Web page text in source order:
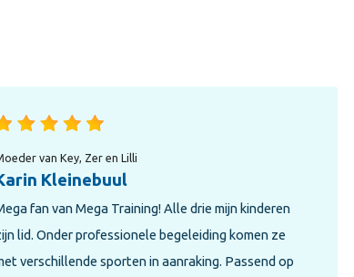
Moeder van Megan en Zooey
Elisa Terpstra
Altijd super leuke en leerzame trainingen. Meester
Mike is een leuke en vooral goede leraar die zijn
kinderen gemotiveerd houdt en van sporten echt een